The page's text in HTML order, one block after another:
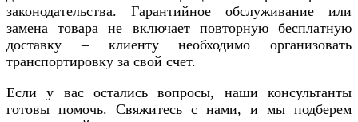
законодательства. Гарантийное обслуживание или
замена товара не включает повторную бесплатную
доставку – клиенту необходимо организовать
транспортировку за свой счет.
Если у вас остались вопросы, наши консультанты
готовы помочь. Свяжитесь с нами, и мы подберем